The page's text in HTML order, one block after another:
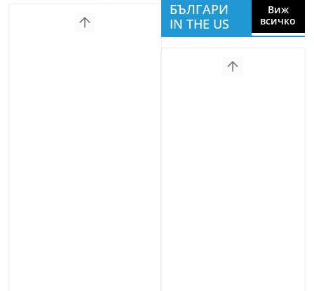
БЪЛГАРИ
IN THE US
Виж
всичко